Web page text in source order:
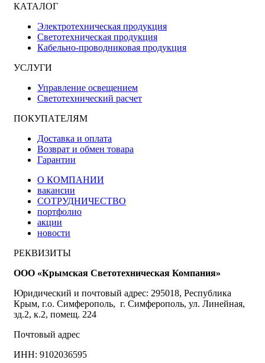
КАТАЛОГ
Электротехническая продукция
Светотехническая продукция
Кабельно-проводниковая продукция
УСЛУГИ
Управление освещением
Светотехнический расчет
ПОКУПАТЕЛЯМ
Доставка и оплата
Возврат и обмен товара
Гарантии
О КОМПАНИИ
вакансии
СОТРУДНИЧЕСТВО
портфолио
акции
новости
РЕКВИЗИТЫ
ООО «Крымская Светотехническая Компания»
Юридический и почтовый адрес: 295018, Республика
Крым, г.о. Симферополь, г. Симферополь, ул. Линейная,
зд.2, к.2, помещ. 224
Почтовый адрес
ИНН: 9102036595